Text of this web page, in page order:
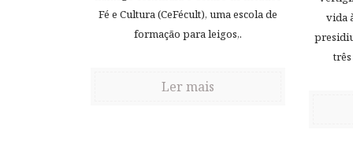
Fé e Cultura (CeFécult), uma escola de
formação para leigos,.
Ler mais
vida